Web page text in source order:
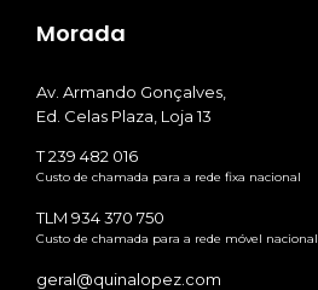
Morada
Av. Armando Gonçalves,
Ed. Celas Plaza, Loja 13
T 239 482 016
Custo de chamada para a rede fixa nacional
TLM 934 370 750
Custo de chamada para a rede móvel nacional
geral@quinalopez.com